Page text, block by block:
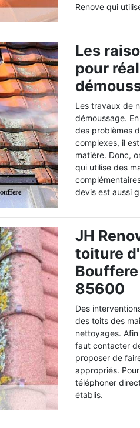
Renove qui
Les
pour
Les travaux de
démoussage.
des problèmes
complexes, il
matière. Donc,
qui utilise des
devis est aussi
JH
toiture
85600
Des
des toits des
nettoyages.
faut contacter
proposer de
appropriés.
téléphoner
établis.